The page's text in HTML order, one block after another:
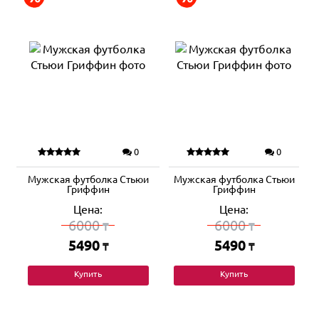
0
Мужская футболка Стьюи
Гриффин
Цена:
6000₸
5490 ₸
Купить
0
Мужская футболка Стьюи
Гриффин
Цена:
6000₸
5490 ₸
Купить